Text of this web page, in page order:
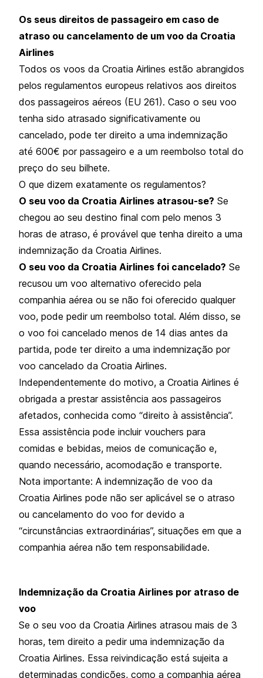
Os seus direitos de passageiro em caso de
atraso ou cancelamento de um voo da Croatia
Airlines
Todos os voos da Croatia Airlines estão abrangidos
pelos regulamentos europeus relativos aos direitos
dos passageiros aéreos (EU 261). Caso o seu voo
tenha sido atrasado significativamente ou
cancelado, pode ter direito a uma indemnização
até 600€ por passageiro e a um reembolso total do
preço do seu bilhete.
O que dizem exatamente os regulamentos?
O seu voo da Croatia Airlines atrasou-se? Se
chegou ao seu destino final com pelo menos 3
horas de atraso, é provável que tenha direito a uma
indemnização da Croatia Airlines.
O seu voo da Croatia Airlines foi cancelado? Se
recusou um voo alternativo oferecido pela
companhia aérea ou se não foi oferecido qualquer
voo, pode pedir um reembolso total. Além disso, se
o voo foi cancelado menos de 14 dias antes da
partida, pode ter direito a uma indemnização por
voo cancelado da Croatia Airlines.
Independentemente do motivo, a Croatia Airlines é
obrigada a prestar assistência aos passageiros
afetados, conhecida como “direito à assistência”.
Essa assistência pode incluir vouchers para
comidas e bebidas, meios de comunicação e,
quando necessário, acomodação e transporte.
Nota importante: A indemnização de voo da
Croatia Airlines pode não ser aplicável se o atraso
ou cancelamento do voo for devido a
“circunstâncias extraordinárias”, situações em que a
companhia aérea não tem responsabilidade.
Indemnização da Croatia Airlines por atraso de
voo
Se o seu voo da Croatia Airlines atrasou mais de 3
horas, tem direito a pedir uma indemnização da
Croatia Airlines. Essa reivindicação está sujeita a
determinadas condições, como a companhia aérea